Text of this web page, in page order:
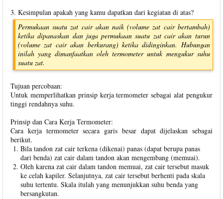
3. Kesimpulan apakah yang kamu dapatkan dari kegiatan di atas?
Permukaan suatu zat cair akan naik (volume zat cair bertambah)
ketika dipanaskan dan juga permukaan suatu zat cair akan turun
(volume zat cair akan berkurang) ketika didinginkan. Hubungan
inilah yang dimanfaatkan oleh termometer untuk mengukur suhu
suatu zat.
Tujuan percobaan:
Untuk memperlihatkan prinsip kerja termometer sebagai alat pengukur
tinggi rendahnya suhu.
Prinsip dan Cara Kerja Termometer:
Cara kerja termometer secara garis besar dapat dijelaskan sebagai
berikut.
Bila tandon zat cair terkena (dikenai) panas (dapat berupa panas
dari benda) zat cair dalam tandon akan mengembang (memuai).
Oleh karena zat cair dalam tandon memuai, zat cair tersebut masuk
ke celah kapiler. Selanjutnya, zat cair tersebut berhenti pada skala
suhu tertentu. Skala itulah yang menunjukkan suhu benda yang
bersangkutan.